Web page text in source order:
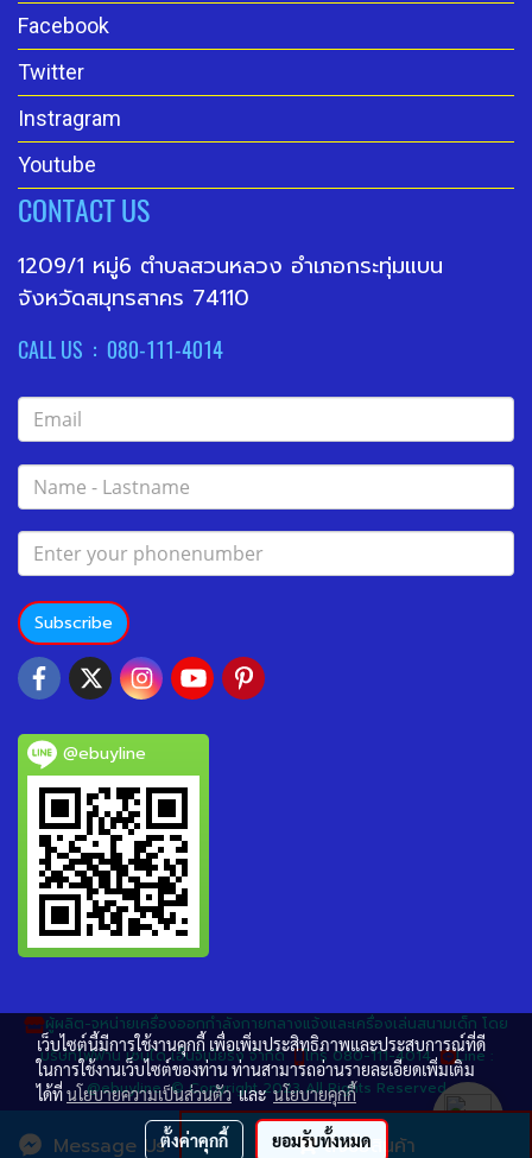
สั่งซื้อสินค้า
Message Us
Facebook
Twitter
Instragram
Youtube
CONTACT US
1209/1 หมู่6 ตำบลสวนหลวง อำเภอกระทุ่มแบน
จังหวัดสมุทรสาคร 74110
CALL US : 080-111-4014
Subscribe
@ebuyline
ผู้ผลิต-จหน่ายเครื่องออกกำลังกายกลางแจ้งและเครื่องเล่นสนามเด็ก โดย
บริษัทโฟฟาน เซนได เอ็นจิเนียริ่ง จำกัด
โทร 080-111-4014
Line :
@ebuyline © Copyright 2023 All Rights Reserved
ผู้เข้าชมวันนี้ 170
เว็บไซต์นี้มีการใช้งานคุกกี้ เพื่อเพิ่มประสิทธิภาพและประสบการณ์ที่ดี
ในการใช้งานเว็บไซต์ของท่าน ท่านสามารถอ่านรายละเอียดเพิ่มเติม
ได้ที่นโยบายความเป็นส่วนตัวและนโยบายคุกกี้
ตั้งค่าคุกกี้ ยอมรับทั้งหมด